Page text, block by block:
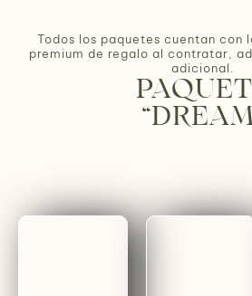
Todos los paquetes cuentan con
premium de regalo al contratar,
adicional.